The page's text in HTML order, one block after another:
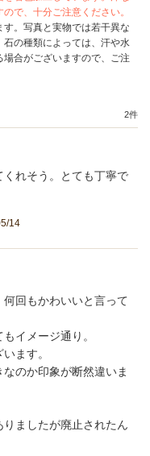
で、十分ご注意ください。
。写真と実物では若干異な
の種類によっては、汗や水
合がございますので、ご注
2件
れそう。とても丁寧で
14
回もかわいいと言って
イメージ通り。
ます。
のか印象が断然違いま
ましたが廃止されたん